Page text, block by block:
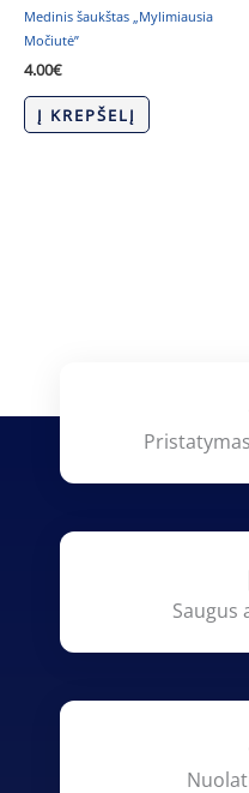
Medinis šaukštas „Mylimiausia
Močiutė”
4.00€
Į KREPŠELĮ
Saugus